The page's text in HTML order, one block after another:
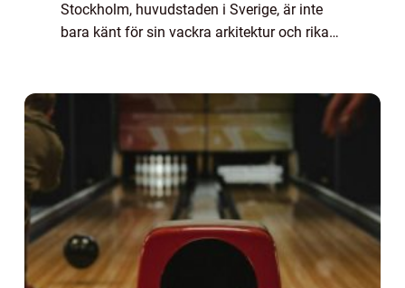
Stockholm, huvudstaden i Sverige, är inte
bara känt för sin vackra arkitektur och rika